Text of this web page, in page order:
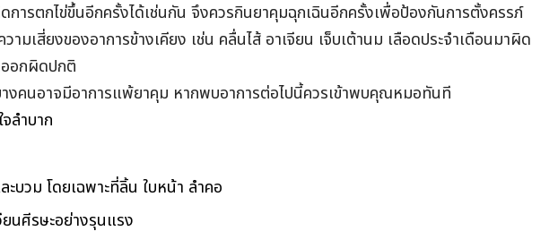
การตกไข่ขึ้นอีกครั้งได้เช่นกัน จึงควรกินยาคุมฉุกเฉินอีกครั้งเพื่อป้องกันการตั้งครรภ์
ามเสี่ยงของอาการข้างเคียง เช่น คลื่นไส้ อาเจียน เจ็บเต้านม เลือดประจำเดือนมาผิด
อกผิดปกติ
งคนอาจมีอาการแพ้ยาคุม หากพบอาการต่อไปนี้ควรเข้าพบคุณหมอทันที
จลำบาก
ะบวม โดยเฉพาะที่ลิ้น ใบหน้า ลำคอ
ยนศีรษะอย่างรุนแรง